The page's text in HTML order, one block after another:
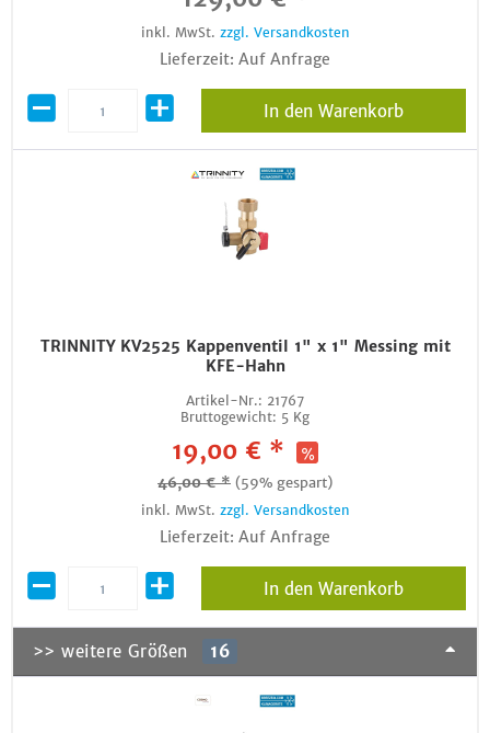
inkl. MwSt. zzgl. Versandkosten
Lieferzeit: Auf Anfrage
In den Warenkorb
TRINNITY KV2525 Kappenventil 1" x 1" Messing mit
KFE-Hahn
Artikel-Nr.: 21767
Bruttogewicht: 5 Kg
19,00 € *
46,00 € * (59% gespart)
inkl. MwSt. zzgl. Versandkosten
Lieferzeit: Auf Anfrage
In den Warenkorb
>> weitere Größen 16